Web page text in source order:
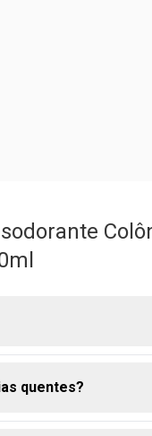
gosta de uma
quentes?